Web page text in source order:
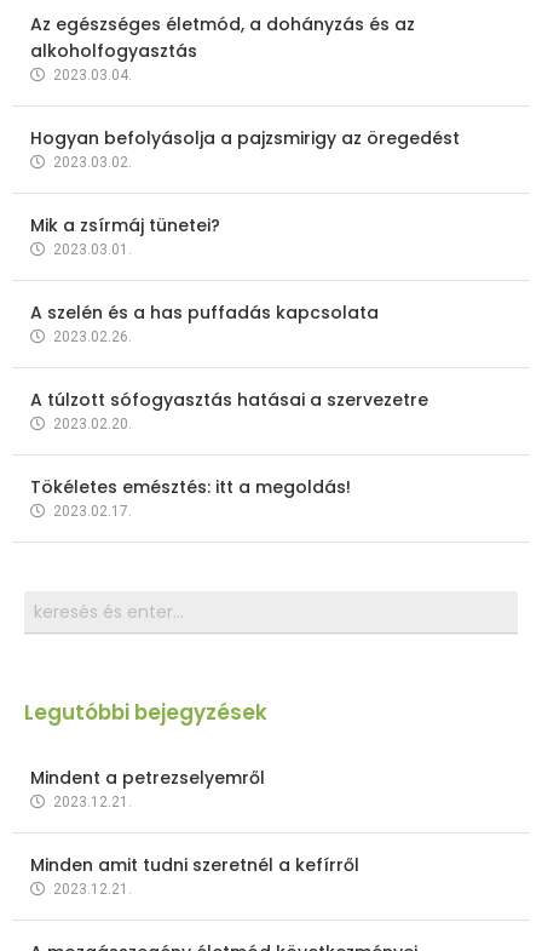
Az egészséges életmód, a dohányzás és az
alkoholfogyasztás
2023.03.04.
Hogyan befolyásolja a pajzsmirigy az öregedést
2023.03.02.
Mik a zsírmáj tünetei?
2023.03.01.
A szelén és a has puffadás kapcsolata
2023.02.26.
A túlzott sófogyasztás hatásai a szervezetre
2023.02.20.
Tökéletes emésztés: itt a megoldás!
2023.02.17.
Legutóbbi bejegyzések
Mindent a petrezselyemről
2023.12.21.
Minden amit tudni szeretnél a kefírről
2023.12.21.